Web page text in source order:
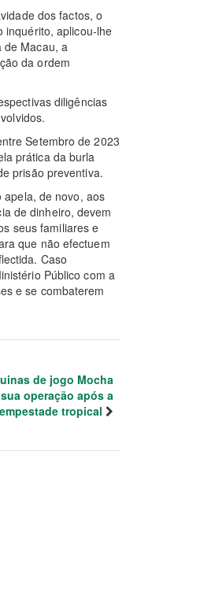
dos factos, o
inquérito, aplicou-lhe
de Macau, a
da ordem
diligências
Setembro de 2023
prática da burla
prisão preventiva.
apela, de novo, aos
de dinheiro, devem
seus familiares e
que não efectuem
Caso
Público com a
e se combaterem
de jogo Mocha
operação após a
tropical